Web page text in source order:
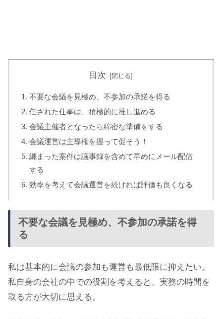
目次
不要な会議を見極め、不参加の承諾を得る
任された仕事は、積極的に推し進める
会議主催者となったら綿密な準備をする
会議運営は主導権を握って促そう！
纏まった案件は議事録を含めて早めにメール配信
する
効率を考えて会議運営を続ければ評価も良くなる
不要な会議を見極め、不参加の承諾を得
る
私は基本的に会議の参加も運営も最低限に抑えたい。
私自身の会社の中での役割を考えると、実務の時間を
取る方が大切に思える。